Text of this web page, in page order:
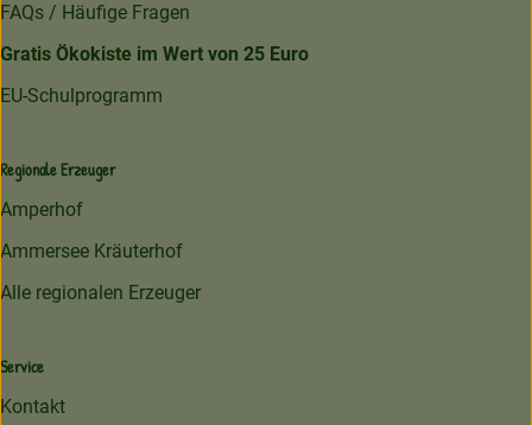
FAQs / Häufige Fragen
Gratis Ökokiste im Wert von 25 Euro
EU-Schulprogramm
Regionale Erzeuger
Amperhof
Ammersee Kräuterhof
Alle regionalen Erzeuger
Service
Kontakt